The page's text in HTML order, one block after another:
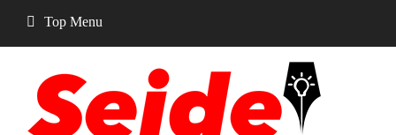
content
Top Menu